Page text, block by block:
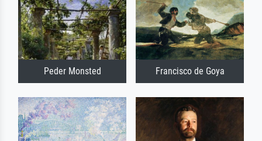
Peder Monsted Francisco de Goya